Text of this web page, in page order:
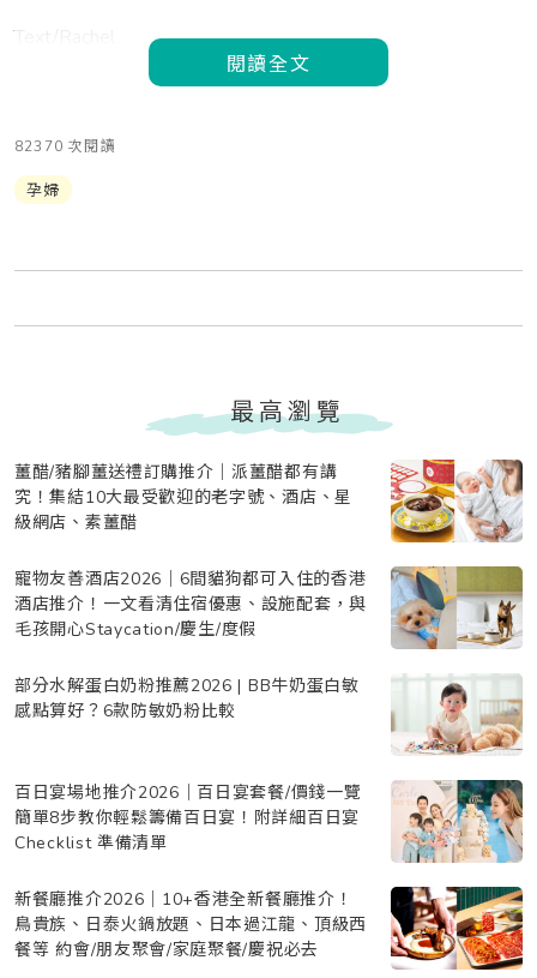
閱讀全文
82370 次閱讀
孕婦
最高瀏覽
薑醋/豬腳薑送禮訂購推介｜派薑醋都有講
究！集結10大最受歡迎的老字號、酒店、星
級網店、素薑醋
寵物友善酒店2026｜6間貓狗都可入住的香港
酒店推介！一文看清住宿優惠、設施配套，與
毛孩開心Staycation/慶生/度假
部分水解蛋白奶粉推薦2026 | BB牛奶蛋白敏
感點算好？6款防敏奶粉比較
百日宴場地推介2026｜百日宴套餐/價錢一覽
簡單8步教你輕鬆籌備百日宴！附詳細百日宴
Checklist 準備清單
新餐廳推介2026｜10+香港全新餐廳推介！
鳥貴族、日泰火鍋放題、日本過江龍、頂級西
餐等 約會/朋友聚會/家庭聚餐/慶祝必去